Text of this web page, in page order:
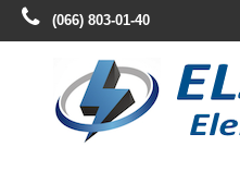
(066) 803-01-40